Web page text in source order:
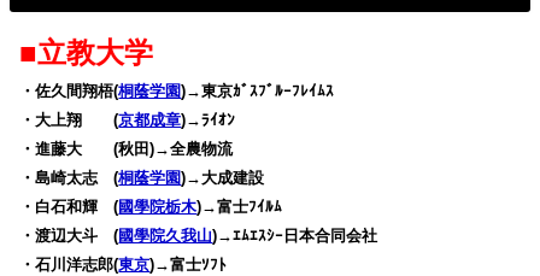
■立教大学
・佐久間翔梧(桐蔭学園)→東京ｶﾞｽﾌﾞﾙｰﾌﾚｲﾑｽ
・大上翔 (京都成章)→ﾗｲｵﾝ
・進藤大 (秋田)→全農物流
・島崎太志 (桐蔭学園)→大成建設
・白石和輝 (國學院栃木)→富士ﾌｲﾙﾑ
・渡辺大斗 (國學院久我山)→ｴﾑｴｽｼｰ日本合同会社
・石川洋志郎(東京)→富士ｿﾌﾄ